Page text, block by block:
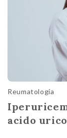
Reumatologia
acido